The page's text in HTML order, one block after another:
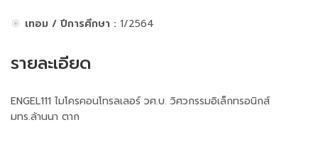
เทอม / ปีการศึกษา : 1/2564
รายละเอียด
ENGEL111 ไมโครคอนโทรลเลอร์ วศ.บ. วิศวกรรมอิเล็กทรอนิกส์
มทร.ล้านนา ตาก